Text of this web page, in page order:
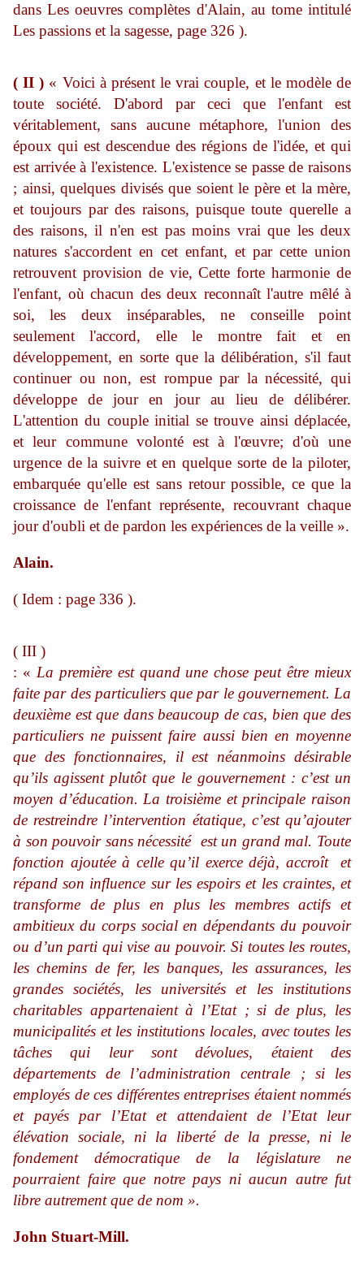
dans Les oeuvres complètes d'Alain, au tome intitulé
Les passions et la sagesse, page 326 ).
( II ) « Voici à présent le vrai couple, et le modèle de
toute société. D'abord par ceci que l'enfant est
véritablement, sans aucune métaphore, l'union des
époux qui est descendue des régions de l'idée, et qui
est arrivée à l'existence. L'existence se passe de raisons
; ainsi, quelques divisés que soient le père et la mère,
et toujours par des raisons, puisque toute querelle a
des raisons, il n'en est pas moins vrai que les deux
natures s'accordent en cet enfant, et par cette union
retrouvent provision de vie, Cette forte harmonie de
l'enfant, où chacun des deux reconnaît l'autre mêlé à
soi, les deux inséparables, ne conseille point
seulement l'accord, elle le montre fait et en
développement, en sorte que la délibération, s'il faut
continuer ou non, est rompue par la nécessité, qui
développe de jour en jour au lieu de délibérer.
L'attention du couple initial se trouve ainsi déplacée,
et leur commune volonté est à l'œuvre; d'où une
urgence de la suivre et en quelque sorte de la piloter,
embarquée qu'elle est sans retour possible, ce que la
croissance de l'enfant repré­sente, recouvrant chaque
jour d'oubli et de pardon les expériences de la veille ».
Alain.
( Idem : page 336 ).
( III )
: « La première est quand une chose peut être mieux
faite par des particuliers que par le gouvernement. La
deuxième est que dans beaucoup de cas, bien que des
particuliers ne puissent faire aussi bien en moyenne
que des fonctionnaires, il est néanmoins désirable
qu’ils agissent plutôt que le gouvernement : c’est un
moyen d’éducation. La troisième et principale raison
de restreindre l’intervention étatique, c’est qu’ajouter
à son pouvoir sans nécessité est un grand mal. Toute
fonction ajoutée à celle qu’il exerce déjà, accroît et
répand son influence sur les espoirs et les craintes, et
transforme de plus en plus les membres actifs et
ambitieux du corps social en dépendants du pouvoir
ou d’un parti qui vise au pouvoir. Si toutes les routes,
les chemins de fer, les banques, les assurances, les
grandes sociétés, les universités et les institutions
charitables appartenaient à l’Etat ; si de plus, les
municipalités et les institutions locales, avec toutes les
tâches qui leur sont dévolues, étaient des
départements de l’administration centrale ; si les
employés de ces différentes entreprises étaient nommés
et payés par l’Etat et attendaient de l’Etat leur
élévation sociale, ni la liberté de la presse, ni le
fondement démocratique de la législature ne
pourraient faire que notre pays ni aucun autre fut
libre autrement que de nom ».
John Stuart-Mill.